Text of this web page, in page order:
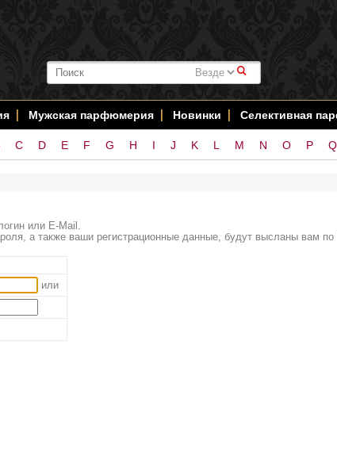
#
Мужская парфюмерия Новинки Селективная
C D E F G H I J K L M N O P Q
или E-Mail.
а также ваши регистрационные данные, будут высланы вам по
или